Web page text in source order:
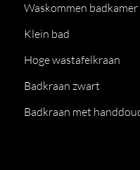
Waskommen badkamer
Klein bad
Hoge wastafelkraan
Badkraan zwart
Badkraan met